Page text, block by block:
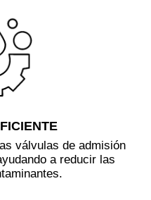
válvulas de admisión
a reducir las